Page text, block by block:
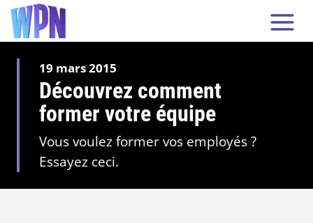
19 mars 2015
Découvrez comment
former votre équipe
Vous voulez former vos employés ?
Essayez ceci.